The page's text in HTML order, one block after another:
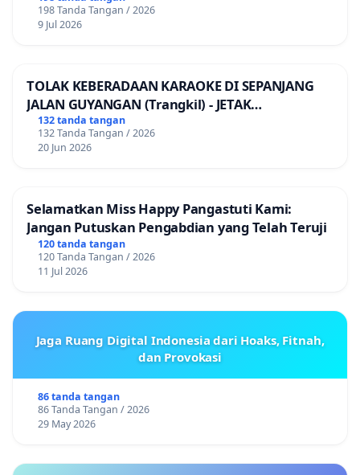
198 Tanda Tangan / 2026
9 Jul 2026
TOLAK KEBERADAAN KARAOKE DI SEPANJANG
JALAN GUYANGAN (Trangkil) - JETAK
(Wedarijaksa) Kab. PATI
132 tanda tangan
132 Tanda Tangan / 2026
20 Jun 2026
Selamatkan Miss Happy Pangastuti Kami:
Jangan Putuskan Pengabdian yang Telah Teruji
120 tanda tangan
120 Tanda Tangan / 2026
11 Jul 2026
Jaga Ruang Digital Indonesia dari Hoaks, Fitnah,
dan Provokasi
86 tanda tangan
86 Tanda Tangan / 2026
29 May 2026